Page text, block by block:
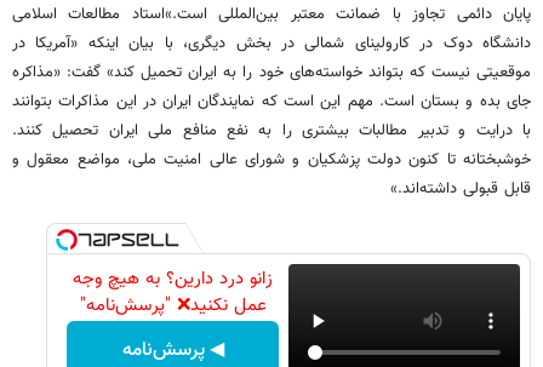
پایان دائمی تجاوز با ضمانت معتبر بین‌المللی است.»استاد مطالعات اسلامی
دانشگاه دوک در کارولینای شمالی در بخش دیگری، با بیان اینکه «آمریکا در
موقعیتی نیست که بتواند خواسته‌های خود را به ایران تحمیل کند» گفت: «مذاکره
جای بده و بستان است. مهم این است که نمایندگان ایران در این مذاکرات بتوانند
با درایت و تدبیر مطالبات بیشتری را به نفع منافع ملی ایران تحصیل کنند.
خوشبختانه تا کنون دولت پزشکیان و شورای عالی امنیت ملی، مواضع معقول و
قابل قبولی داشته‌اند.»
زانو درد دارین؟ به هیچ وجه
عمل نکنید❌ "پرسش‌نامه"
◀ پرسش‌نامه